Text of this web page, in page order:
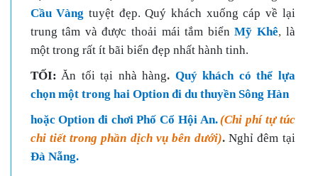
Cầu Vàng tuyệt đẹp. Quý khách xuống cáp về lại
trung tâm và được thoải mái tắm biểnMỹ Khê, là
một trong rất ít bãi biển đẹp nhất hành tinh.
TỐI: Ăn tối tại nhà hàng. Quý khách có thể lựa
chọn một trong hai Option đi du thuyền Sông Hàn
hoặc Option đi chơi Phố Cổ Hội An.(Chi phí tự túc
chi tiết trong phần dịch vụ bên dưới). Nghỉ đêm tại
Đà Nẵng.